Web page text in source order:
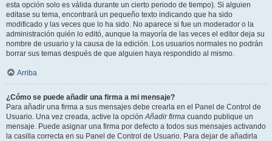
esta opción solo es válida durante un cierto periodo de tiempo). Si alguien
editase su tema, encontrará un pequeño texto indicando que ha sido
modificado y las veces que lo ha sido. No aparece si fue un moderador o la
administración quién lo editó, aunque la mayoría de las veces el editor deja su
nombre de usuario y la causa de la edición. Los usuarios normales no podrán
borrar sus temas después de que alguien haya respondido al mismo.
Arriba
¿Cómo se puede añadir una firma a mi mensaje?
Para añadir una firma a sus mensajes debe crearla en el Panel de Control de
Usuario. Una vez creada, active la opciónAñadir firma cuando publique un
mensaje. Puede asignar una firma por defecto a todos sus mensajes activando
la casilla correcta en su Panel de Control de Usuario. Para dejar de añadirla